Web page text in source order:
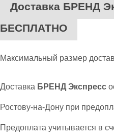
Доставка БРЕНД
БЕСПЛАТНО
Максимальный размер
Доставка БРЕНД Экспресс
Ростову-на-Дону при
Предоплата учитывается в